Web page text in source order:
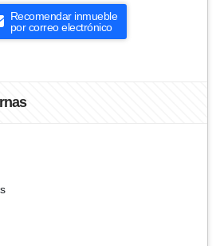
Recomendar inmueble
por correo electrónico